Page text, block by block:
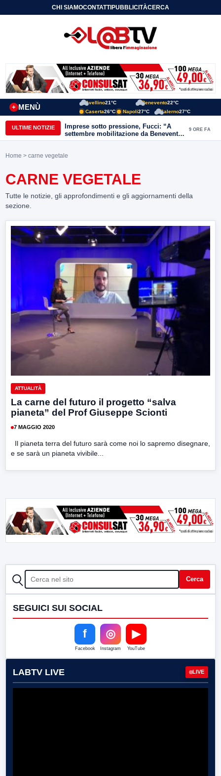
CHI SIAMOCONTATTIPUBBLICITÀCERCA
MENÙ
+
Avellino21°C Benevento22°C
Caserta26°C Napoli27°C Salerno27°C
ULTIME NOTIZIE
Imprese sotto pressione, Fucci: “A
settembre mobilitazione da Benevento
e Avellino”
9 ORE FA
Home > carne vegetale
CARNE VEGETALE
Tutte le notizie, gli approfondimenti e gli aggiornamenti della
sezione.
ATTUALITÀ
La carne del futuro il progetto “salva
pianeta” del Prof Giuseppe Scionti
7 MAGGIO 2020
Il pianeta terra del futuro sarà come noi lo sapremo disegnare,
e se sarà un pianeta vivibile...
CERCA Cerca
SEGUICI SUI SOCIAL
f
Facebook
◎
Instagram
▶
YouTube
LABTV LIVE LIVE